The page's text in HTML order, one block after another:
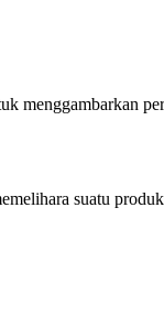
menggambarkan
suatu